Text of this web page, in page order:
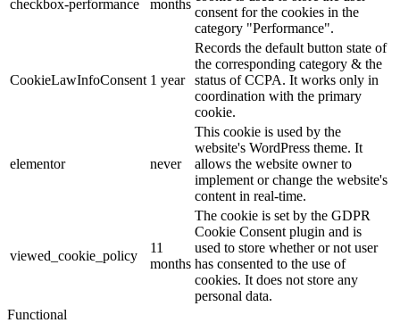
checkbox-performance months
consent for the cookies in the
category "Performance".
CookieLawInfoConsent 1 year
Records the default button state of
the corresponding category & the
status of CCPA. It works only in
coordination with the primary
cookie.
elementor never
This cookie is used by the
website's WordPress theme. It
allows the website owner to
implement or change the website's
content in real-time.
viewed_cookie_policy
11
months
The cookie is set by the GDPR
Cookie Consent plugin and is
used to store whether or not user
has consented to the use of
cookies. It does not store any
personal data.
Functional